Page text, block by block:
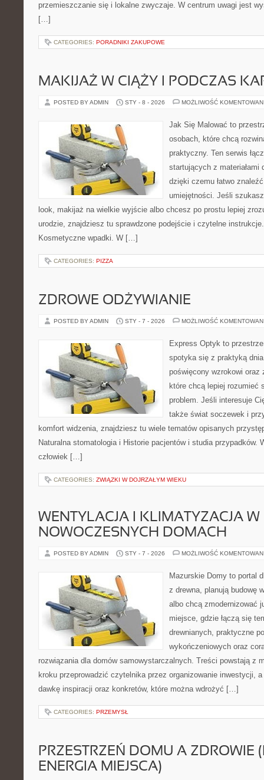
przemieszczanie się i lokalne zwyczaje. W centrum uwagi jest
[…]
CATEGORIES: PORADNIKI ZAKUPOWE
MAKIJAŻ W CIĄŻY I PODCZAS
POSTED BY ADMIN STY - 8 - 2026 MOŻLIWOŚĆ
Jak Się Malować to
osobach, które chcą
praktyczny. Ten serwis
startujących z materiałami
dzięki czemu łatwo
umiejętności. Jeśli
look, makijaż na wielkie wyjście albo chcesz po prostu lepiej
urodzie, znajdziesz tu sprawdzone podejście i czytelne
Kosmetyczne wpadki. W […]
CATEGORIES: PIZZA
ZDROWE ODŻYWIANIE
POSTED BY ADMIN STY - 7 - 2026 MOŻLIWOŚĆ
Express Optyk to
spotyka się z praktyką
poświęcony wzrokowi oraz
które chcą lepiej rozumieć
problem. Jeśli interesuje
także świat soczewek i
komfort widzenia, znajdziesz tu wiele tematów opisanych
Naturalna stomatologia i Historie pacjentów i studia przypadków.
człowiek […]
CATEGORIES: ZWIĄZKI W DOJRZAŁYM WIEKU
WENTYLACJA I KLIMATYZACJA W
NOWOCZESNYCH DOMACH
POSTED BY ADMIN STY - 7 - 2026 MOŻLIWOŚĆ
Mazurskie Domy to portal
z drewna, planują budowę
albo chcą zmodernizować
miejsce, gdzie łączą się
drewnianych, praktyczne
wykończeniowych oraz
rozwiązania dla domów samowystarczalnych. Treści powstają z
kroku przeprowadzić czytelnika przez organizowanie inwestycji,
dawkę inspiracji oraz konkretów, które można wdrożyć […]
CATEGORIES: PRZEMYSŁ
PRZESTRZEŃ DOMU A ZDROWIE
ENERGIA MIEJSCA)